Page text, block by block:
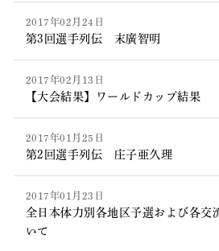
2017年02月24日
第3回選手列伝 末廣智明
2017年02月13日
【大会結果】ワールドカップ結果
2017年01月25日
第2回選手列伝 庄子亜久理
2017年01月23日
全日本体力別各地区予選および各交
いて